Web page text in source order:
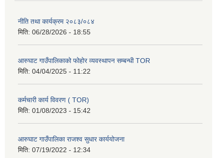
नीति तथा कार्यक्रम २०८३/०८४
मिति: 06/28/2026 - 18:55
आरुघाट गाउँपालिकाको फोहोर व्यवस्थापन सम्बन्धी TOR
मिति: 04/04/2025 - 11:22
कर्मचारी कार्य विवरण ( TOR)
मिति: 01/08/2023 - 15:42
आरुघाट गाउँपालिका राजश्व सुधार कार्ययोजना
मिति: 07/19/2022 - 12:34